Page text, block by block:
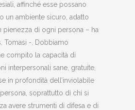
affinché esse possano
un ambiente sicuro, adatto
pienezza di ogni persona – ha
Tomasi -. Dobbiamo
compito la capacità di
interpersonali sane, gratuite,
in profondità dell’inviolabile
soprattutto di chi si
avere strumenti di difesa e di